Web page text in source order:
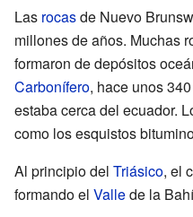
Las rocasde Nuevo
millones de años. Muchas
formaron de depósitos
Carbonífero, hace unos
estaba cerca del ecuador.
como los esquistos
Al principio del Triásico, el
formando el Vallede la